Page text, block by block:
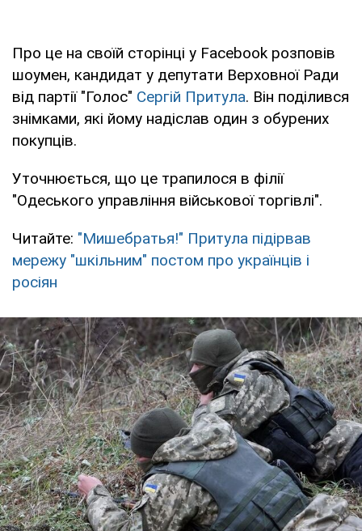
Про це на своїй сторінці у Facebook розповів
шоумен, кандидат у депутати Верховної Ради
від партії "Голос" Сергій Притула. Він поділився
знімками, які йому надіслав один з обурених
покупців.
Уточнюється, що це трапилося в філії
"Одеського управління військової торгівлі".
Читайте: "Мишебратья!" Притула підірвав
мережу "шкільним" постом про українців і
росіян